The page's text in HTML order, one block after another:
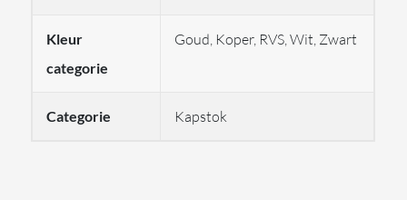
Kleur
categorie
Goud, Koper, RVS, Wit, Zwart
Categorie Kapstok